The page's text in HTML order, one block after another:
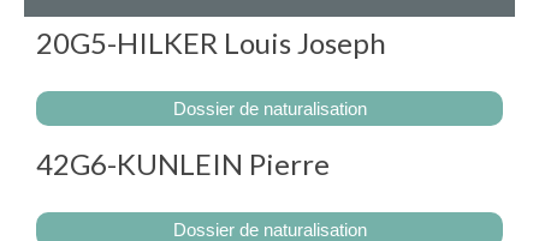
20G5-HILKER Louis Joseph
Dossier de naturalisation
42G6-KUNLEIN Pierre
Dossier de naturalisation